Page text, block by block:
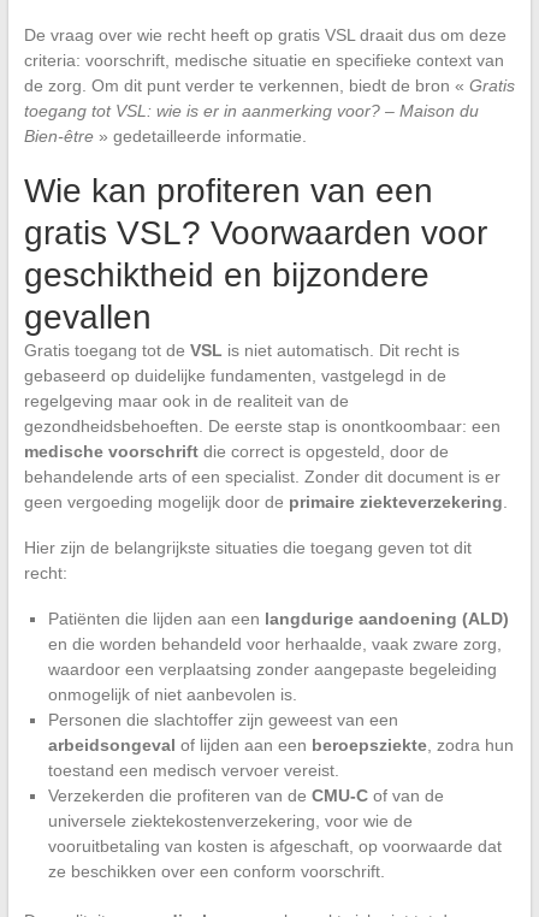
De vraag over wie recht heeft op gratis VSL draait dus om deze
criteria: voorschrift, medische situatie en specifieke context van
de zorg. Om dit punt verder te verkennen, biedt de bron « Gratis
toegang tot VSL: wie is er in aanmerking voor? – Maison du
Bien-être» gedetailleerde informatie.
Wie kan profiteren van een
gratis VSL? Voorwaarden voor
geschiktheid en bijzondere
gevallen
Gratis toegang tot de VSL is niet automatisch. Dit recht is
gebaseerd op duidelijke fundamenten, vastgelegd in de
regelgeving maar ook in de realiteit van de
gezondheidsbehoeften. De eerste stap is onontkoombaar: een
medische voorschriftdie correct is opgesteld, door de
behandelende arts of een specialist. Zonder dit document is er
geen vergoeding mogelijk door de primaire ziekteverzekering
Hier zijn de belangrijkste situaties die toegang geven tot dit
recht:
Patiënten die lijden aan een langdurige aandoening (ALD)
en die worden behandeld voor herhaalde, vaak zware zorg,
waardoor een verplaatsing zonder aangepaste begeleiding
onmogelijk of niet aanbevolen is.
Personen die slachtoffer zijn geweest van een
arbeidsongeval of lijden aan een beroepsziekte, zodra hun
toestand een medisch vervoer vereist.
Verzekerden die profiteren van de CMU-Cof van de
universele ziektekostenverzekering, voor wie de
vooruitbetaling van kosten is afgeschaft, op voorwaarde dat
ze beschikken over een conform voorschrift.